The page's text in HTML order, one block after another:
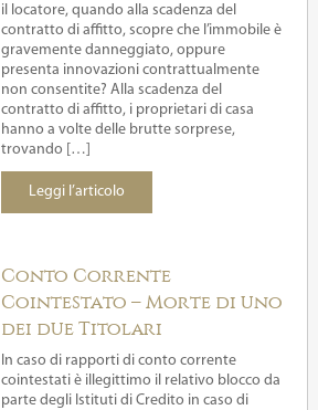
il locatore, quando alla scadenza del
contratto di affitto, scopre che l’immobile è
gravemente danneggiato, oppure
presenta innovazioni contrattualmente
non consentite? Alla scadenza del
contratto di affitto, i proprietari di casa
hanno a volte delle brutte sorprese,
trovando […]
Leggi l’articolo
Conto Corrente
Cointestato – Morte di uno
dei due Titolari
In caso di rapporti di conto corrente
cointestati è illegittimo il relativo blocco da
parte degli Istituti di Credito in caso di